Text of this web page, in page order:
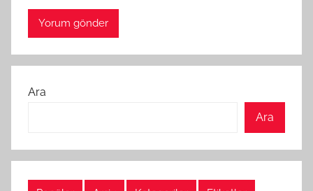
Ara
Ara